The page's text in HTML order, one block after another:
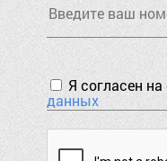
Я согласен на
данных